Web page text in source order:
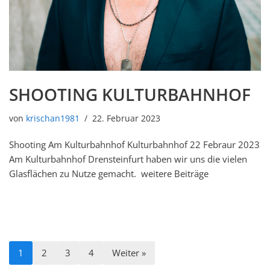
SHOOTING KULTURBAHNHOF
von krischan1981 22. Februar 2023
Shooting Am Kulturbahnhof Kulturbahnhof 22 Febraur 2023
Am Kulturbahnhof Drensteinfurt haben wir uns die vielen
Glasflächen zu Nutze gemacht. weitere Beiträge
1 2 3 4 Weiter »